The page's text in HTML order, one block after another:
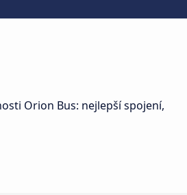
Orion Bus: nejlepší spojení,